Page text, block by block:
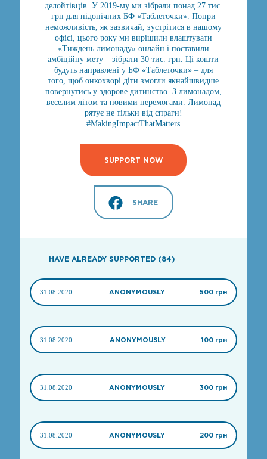
делойтівців. У 2019-му ми зібрали понад 27 тис.
грн для підопічних БФ «Таблеточки». Попри
неможливість, як зазвичай, зустрітися в нашому
офісі, цього року ми вирішили влаштувати
«Тиждень лимонаду» онлайн і поставили
амбіційну мету – зібрати 30 тис. грн. Ці кошти
будуть направлені у БФ «Таблеточки» – для
того, щоб онкохворі діти змогли якнайшвидше
повернутись у здорове дитинство. З лимонадом,
веселим літом та новими перемогами. Лимонад
рятує не тільки від спраги!
#MakingImpactThatMatters
SUPPORT NOW
SHARE
HAVE ALREADY SUPPORTED (84)
31.08.2020 ANONYMOUSLY 500 грн
31.08.2020 ANONYMOUSLY 100 грн
31.08.2020 ANONYMOUSLY 300 грн
31.08.2020 ANONYMOUSLY 200 грн